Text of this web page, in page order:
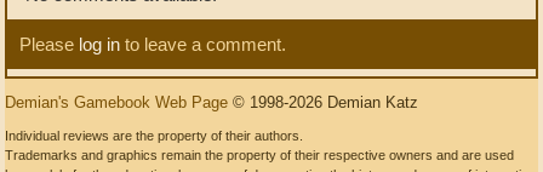
Please log in to leave a comment.
Demian's Gamebook Web Page © 1998-2026 Demian Katz
Individual reviews are the property of their authors.
Trademarks and graphics remain the property of their respective owners and are used